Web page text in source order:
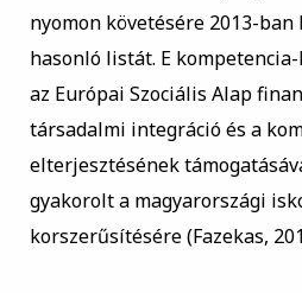
nyomon követésére 2013-
hasonló listát. E
az Európai Szociális Alap
társadalmi integráció és a
elterjesztésének
gyakorolt a magyarországi
korszerűsítésére (Fazekas,